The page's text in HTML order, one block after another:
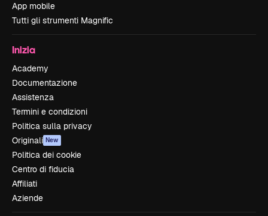
App mobile
Tutti gli strumenti Magnific
Inizia
Academy
Documentazione
Assistenza
Termini e condizioni
Politica sulla privacy
Originali New
Politica dei cookie
Centro di fiducia
Affiliati
Aziende